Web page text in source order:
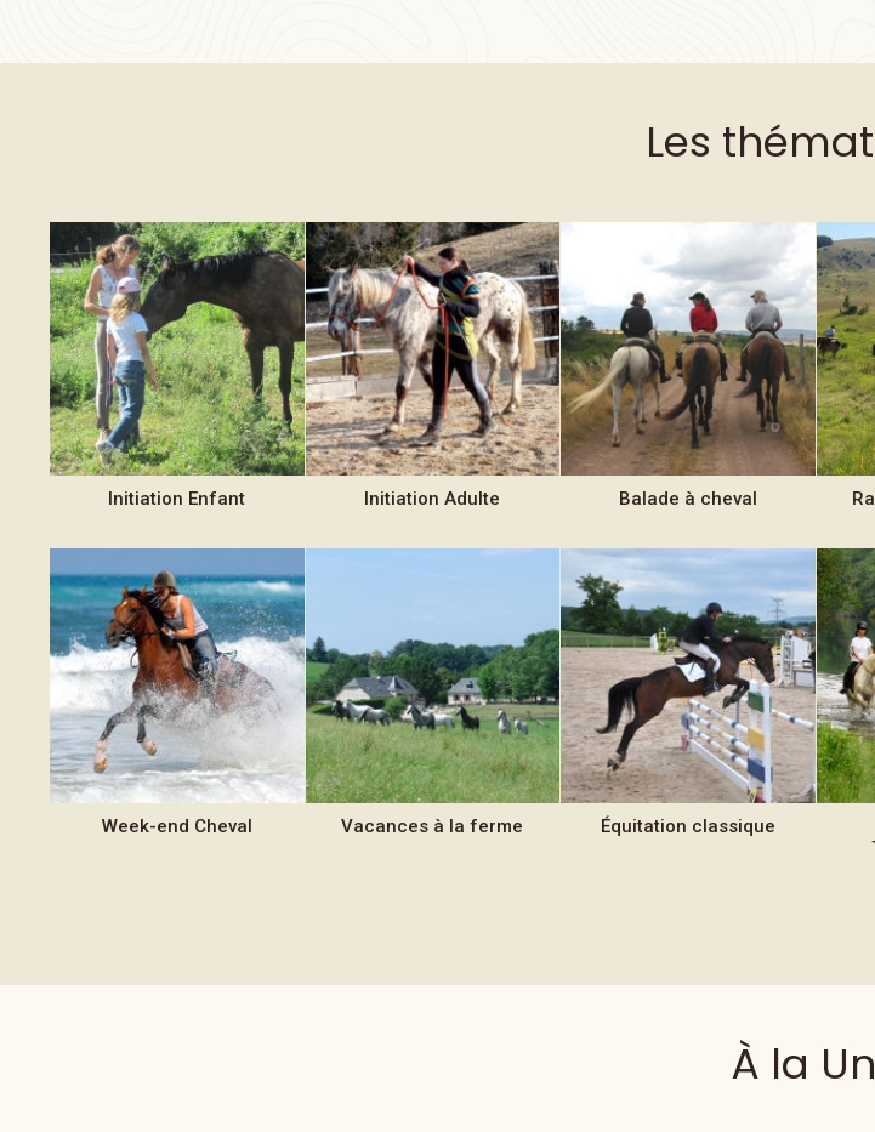
Les
Initiation Enfant InitiationAdulte Balade à cheval
Week-end Cheval Vacances à la ferme Équitation classique
À la